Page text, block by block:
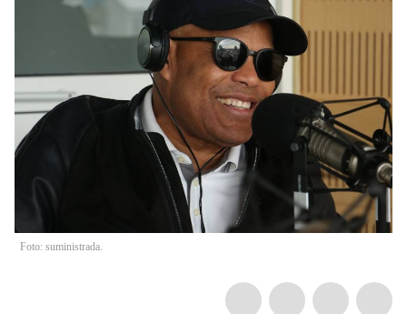
Foto: suministrada.